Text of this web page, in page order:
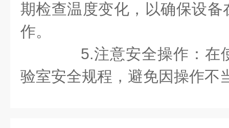
期检查温度变化，以确保设
作。
5.注意安全操作：在
验室安全规程，避免因操作不